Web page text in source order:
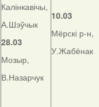
Калінкавічы,
А.Шэўчык
28.03
Мозыр,
В.Назарчук
10.03
Мёрскі р-н,
У.Жабёнак